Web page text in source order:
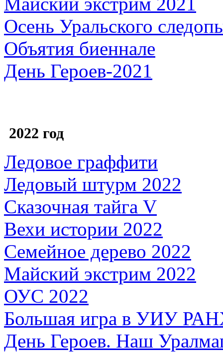
Осень Уральского
Объятия биеннале
День Героев-2021
2022 год
Ледовое граффити
Ледовый штурм 2022
Сказочная тайга V
Вехи истории 2022
Семейное дерево 2022
Майский экстрим 2022
ОУС 2022
Большая игра в УИУ
День Героев. Наш